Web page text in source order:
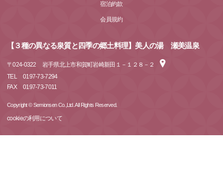
宿泊約款
会員規約
【３種の異なる泉質と四季の郷土料理】美人の湯 瀬美温泉
〒024-0322
岩手県北上市和賀町岩崎新田１－１２８－２
TEL
0197-73-7294
FAX
0197-73-7011
Copyright © Semionsen Co.,Ltd. All Rights Reserved.
cookieの利用について